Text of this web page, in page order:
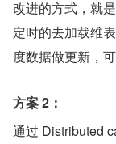
改进的方式，就
定时的去加载维
度数据做更新，
方案 2：
通过 Distributed